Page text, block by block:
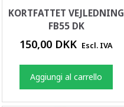
KORTFATTET VEJLEDNING
FB55 DK
150,00 DKK Escl. IVA
Aggiungi al carrello